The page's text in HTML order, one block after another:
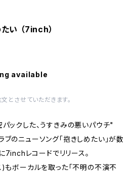
い （7inch）
available
とさせていただきます。
ックした、うすきみの悪いパウチ"
のニューソング「抱きしめたい」が数
レコードでリリース。
ボーカルを取った「不明の不演不